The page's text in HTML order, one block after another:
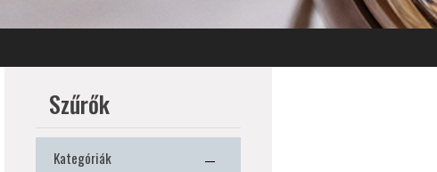
Szűrők
Kategóriák